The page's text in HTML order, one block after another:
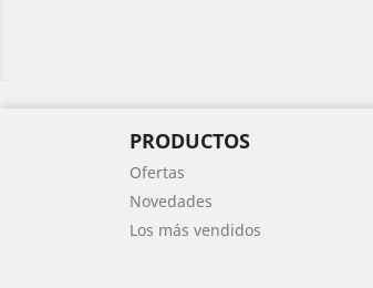
PRODUCTOS
Ofertas
Novedades
Los más vendidos